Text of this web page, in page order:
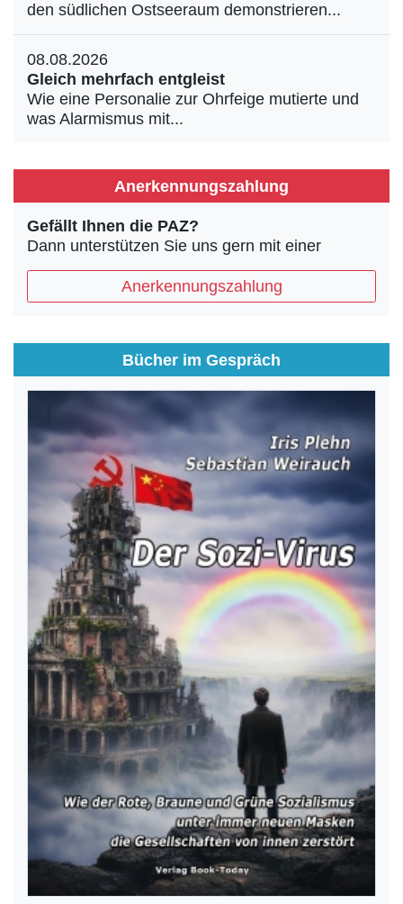
den südlichen Ostseeraum demonstrieren...
08.08.2026
Gleich mehrfach entgleist
Wie eine Personalie zur Ohrfeige mutierte und
was Alarmismus mit...
Anerkennungszahlung
Gefällt Ihnen die PAZ?
Dann unterstützen Sie uns gern mit einer
Anerkennungszahlung
Bücher im Gespräch